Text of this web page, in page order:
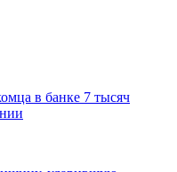
в банке 7 тысяч